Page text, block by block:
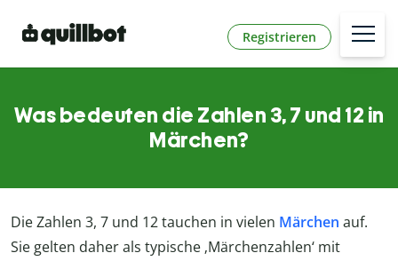
Registrieren
Was bedeuten die Zahlen 3, 7 und 12 in
Märchen?
Die Zahlen 3, 7 und 12 tauchen in vielen Märchen auf.
Sie gelten daher als typische ‚Märchenzahlen‘ mit